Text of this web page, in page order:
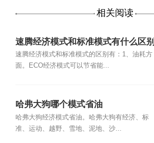
相关阅读
速腾经济模式和标准模式有什么区别
速腾经济模式和标准模式的区别有：1、油耗方
面。ECO经济模式可以节省能...
哈弗大狗哪个模式省油
哈弗大狗经济模式省油。哈弗大狗有经济、标
准、运动、越野、雪地、泥地、沙...